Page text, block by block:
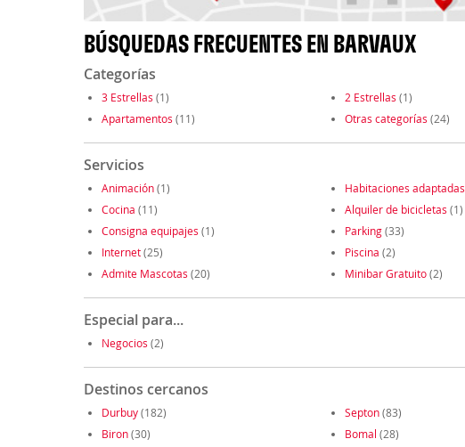
BÚSQUEDAS FRECUENTES EN BARVAUX
Categorías
3 Estrellas (1) 2 Estrellas (1)
Apartamentos (11) Otras categorías (24)
Servicios
Animación(1) Habitaciones adaptadas
Cocina (11) Alquiler de bicicletas (1)
Consigna equipajes (1) Parking(33)
Internet(25) Piscina (2)
Admite Mascotas (20) Minibar Gratuito(2)
Especial para...
Negocios (2)
Destinos cercanos
Durbuy(182) Septon(83)
Biron(30) Bomal (28)